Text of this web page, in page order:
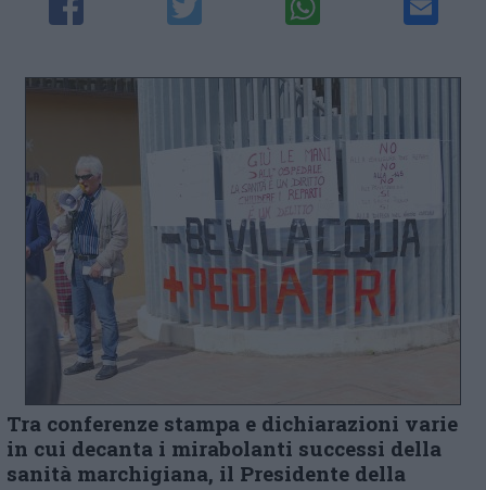
Tra conferenze stampa e dichiarazioni varie
in cui decanta i mirabolanti successi della
sanità marchigiana, il Presidente della